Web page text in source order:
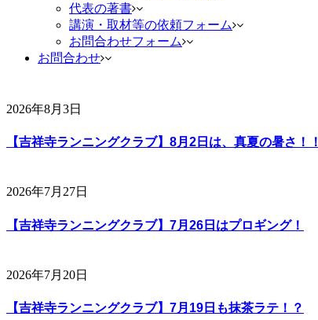
代表の著書
講演・取材等の依頼フォーム
お問合わせフォーム
お問合わせ
2026年8月3日
【吉祥寺ランニングクラブ】8月2日は、真夏の暑さ！！
2026年7月27日
【吉祥寺ランニングクラブ】7月26日はプロギング！
2026年7月20日
【吉祥寺ランニングクラブ】7月19日も抹茶ラテ！？